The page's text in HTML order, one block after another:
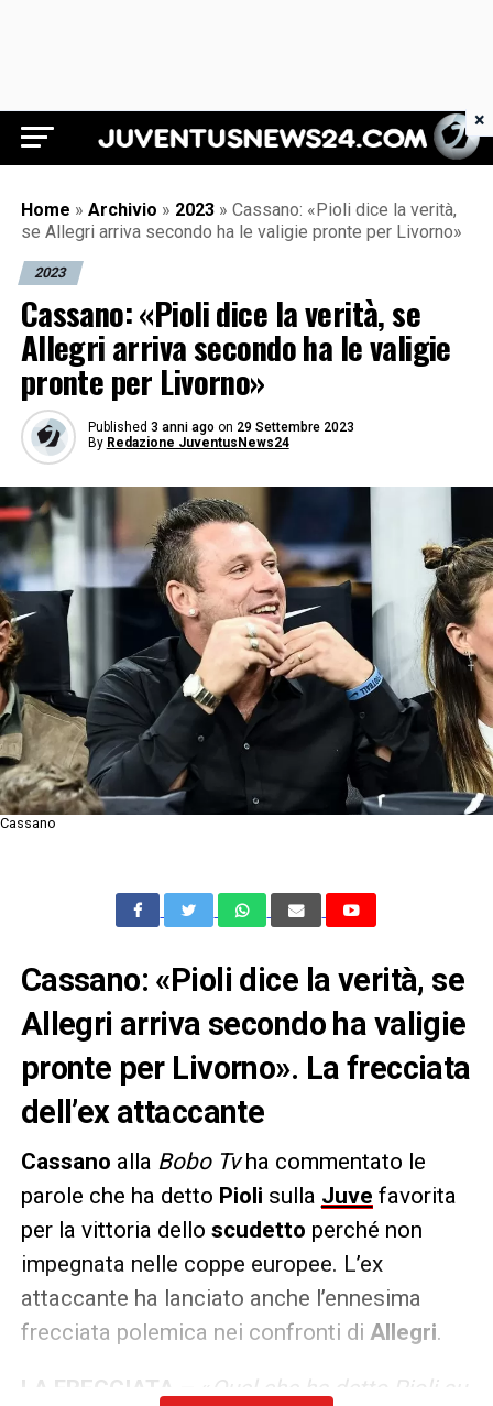
Juventus News 24
Home » Archivio » 2023 » Cassano: «Pioli dice la verità,
se Allegri arriva secondo ha le valigie pronte per Livorno»
2023
Cassano: «Pioli dice la verità, se
Allegri arriva secondo ha le valigie
pronte per Livorno»
Published 3 anni ago on 29 Settembre 2023
By Redazione JuventusNews24
Cassano
Cassano: «Pioli dice la verità, se
Allegri arriva secondo ha valigie
pronte per Livorno». La frecciata
dell’ex attaccante
Cassano alla Bobo Tvha commentato le
parole che ha detto Pioli sulla Juve favorita
per la vittoria dello scudetto perché non
impegnata nelle coppe europee. L’ex
attaccante ha lanciato anche l’ennesima
frecciata polemica nei confronti di Allegri.
LA FRECCIATA –
Quel che ha detto Pioli su
×